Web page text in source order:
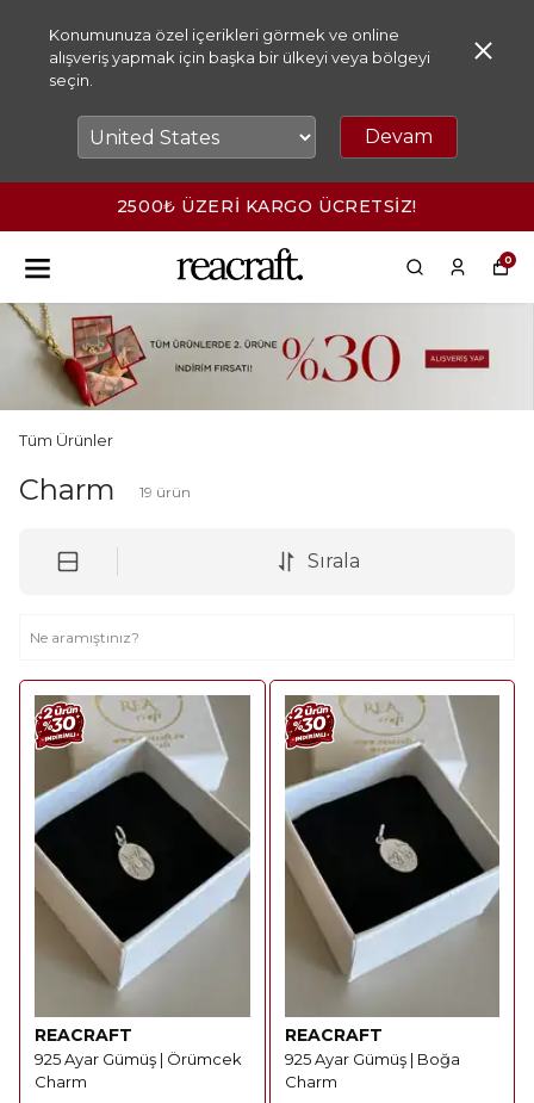
Konumunuza özel içerikleri görmek ve online
alışveriş yapmak için başka bir ülkeyi veya bölgeyi
seçin.
Devam
2500₺ ÜZERİ KARGO ÜCRETSİZ!
0
Tüm Ürünler
Charm 19 ürün
Sırala
REACRAFT
925 Ayar Gümüş | Örümcek
Charm
REACRAFT
925 Ayar Gümüş | Boğa
Charm